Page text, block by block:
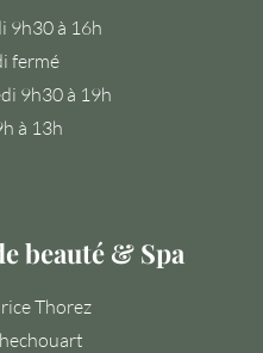
9h30 à 16h
fermé
9h30 à 19h
à 13h
beauté & Spa
Thorez